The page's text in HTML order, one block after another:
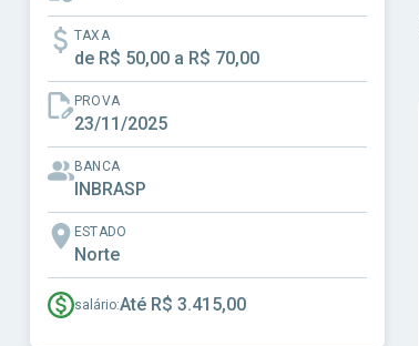
TAXA
de R$ 50,00 a R$ 70,00
PROVA
23/11/2025
BANCA
INBRASP
ESTADO
Norte
salário:Até R$ 3.415,00